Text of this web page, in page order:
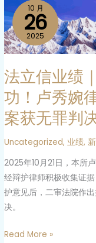
典
10 月
26
2025
法立信业绩
功！卢秀婉
案获无罪判
Uncategorized, 业绩,
2025年10月21日，本所
经辩护律师积极收集证
护意见后，二审法院作
决。
立
信
业
绩
｜
法
立
信
绩
无
罪
辩
护
功！
Read More »